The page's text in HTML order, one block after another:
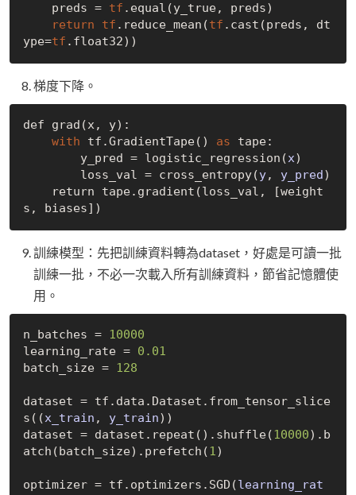
    preds =
tf .equal(y_true, preds)
return
tf .reduce_mean(tf .cast(preds, dt
ype=tf
梯度下降。
def grad(x, y):
with tf.GradientTape() as tape:
        y_pred = logistic
_regression(x)
        loss_val = cross
_entropy(y, y_pred)
    return tape.gradient(loss_val,
[weight
s , biases]
訓練模型：先把訓練資料轉為dataset，好處是可讀一批
訓練一批，不必一次載入所有訓練資料，節省記憶體使
用。
n_batches = 10000
learning_rate = 0.01
batch_size = 128
dataset = tf.data. Dataset . from_tensor_slice
s((x_train , y_train) )
dataset = dataset.repeat () .shuffle(10000).b
atch(batch_size).prefetch(1)
optimizer = tf.optimizers. SGD(learning_rat